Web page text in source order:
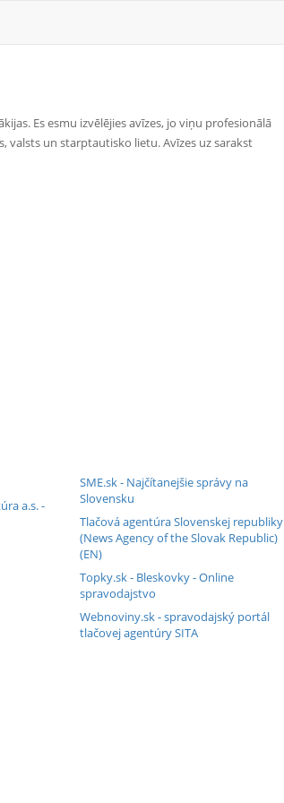
Es esmu izvēlējies avīzes, jo viņu profesionālā
valsts un starptautisko lietu. Avīzes uz sarakst
a.s. -
SME.sk - Najčítanejšie správy na
Slovensku
Tlačová agentúra Slovenskej republiky
(News Agency of the Slovak Republic)
(EN)
Topky.sk - Bleskovky - Online
spravodajstvo
Webnoviny.sk - spravodajský portál
tlačovej agentúry SITA